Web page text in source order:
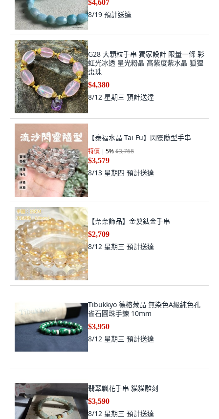
$4,607
8/19 預計送達
G28 大顆粒手串 獨家設計 限量一條 彩
虹光冰透 星光粉晶 高紫度紫水晶 狐狸
棗珠
$4,380
8/12 星期三 預計送達
【泰福水晶 Tai Fu】閃靈隨型手串
特價 5%$3,768
$3,579
8/13 星期四 預計送達
【奈奈飾品】金髮鈦金手串
$2,709
8/12 星期三 預計送達
Tibukkyo 德榕藏品 無染色A級純色孔
雀石圓珠手鍊 10mm
$3,950
8/12 星期三 預計送達
翡翠飄花手串 貓貓雕刻
$3,590
8/12 星期三 預計送達